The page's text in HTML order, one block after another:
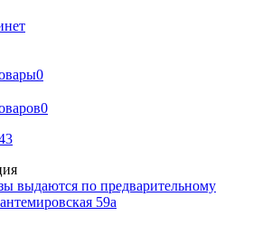
0
0
выдаются по предварительному
59а